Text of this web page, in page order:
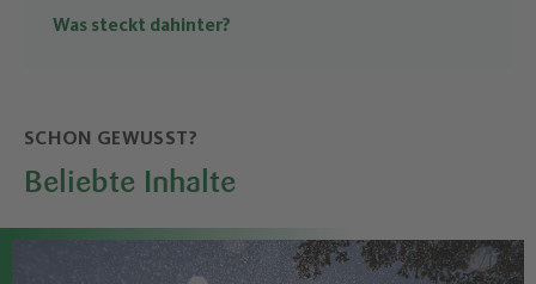
Was steckt dahinter?
Beliebte Inhalte
–
SCHON GEWUSST?